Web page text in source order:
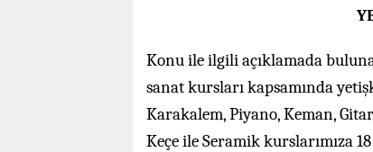
Konu ile ilgili açıklamada
sanat kursları kapsamında
Karakalem, Piyano, Keman,
Keçe ile Seramik kurslarımıza